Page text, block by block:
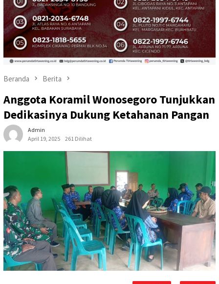
Beranda Berita
Anggota Koramil Wonosegoro Tunjukkan
Dedikasinya Dukung Ketahanan Pangan
Admin
April 19, 2025
261 Dilihat